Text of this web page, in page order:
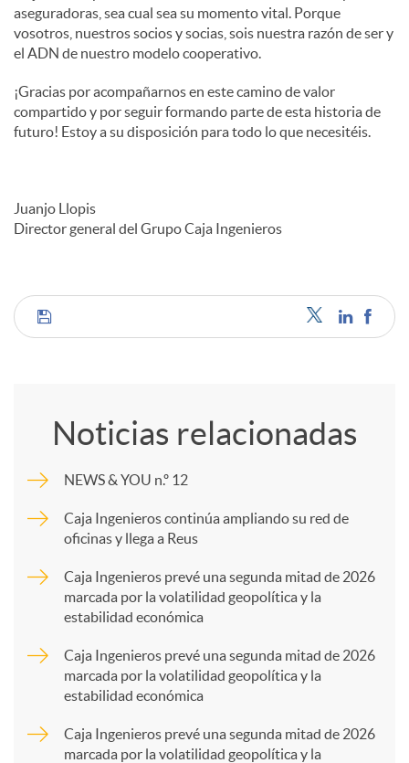
aseguradoras, sea cual sea su momento vital. Porque
vosotros, nuestros socios y socias, sois nuestra razón de ser y
el ADN de nuestro modelo cooperativo.
¡Gracias por acompañarnos en este camino de valor
compartido y por seguir formando parte de esta historia de
futuro! Estoy a su disposición para todo lo que necesitéis.
Juanjo Llopis
Director general del Grupo Caja Ingenieros
C
p
a
Noticias relacionadas
NEWS & YOU n.º 12
Caja Ingenieros continúa ampliando su red de
oficinas y llega a Reus
Caja Ingenieros prevé una segunda mitad de 2026
marcada por la volatilidad geopolítica y la
estabilidad económica
Caja Ingenieros prevé una segunda mitad de 2026
marcada por la volatilidad geopolítica y la
estabilidad económica
Caja Ingenieros prevé una segunda mitad de 2026
marcada por la volatilidad geopolítica y la